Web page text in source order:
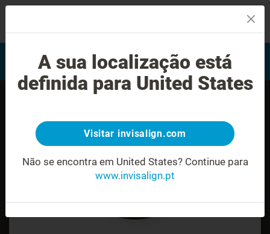
Avaliação do sorriso
Encontrar um Invisalign
provider
A sua localização está
definida para United States
Visitar invisalign.com
Não se encontra em United States? Continue para
www.invisalign.pt